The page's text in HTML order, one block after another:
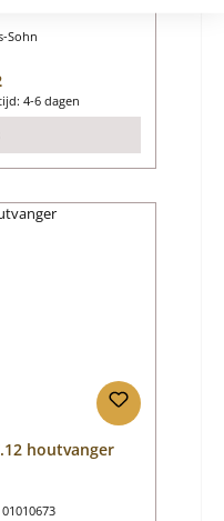
Sohn
prijs:
4-6 dagen
houtvanger
01010673